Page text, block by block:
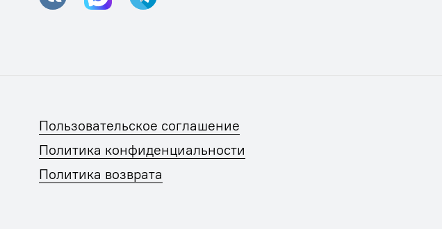
Пользовательское соглашение
Политика конфиденциальности
Политика возврата